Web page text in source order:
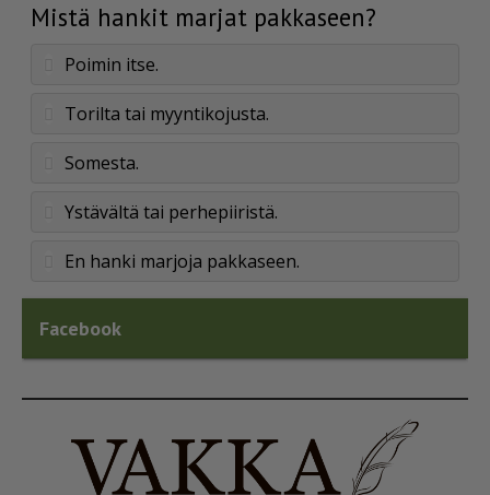
Mistä hankit marjat pakkaseen?
Poimin itse.
Torilta tai myyntikojusta.
Somesta.
Ystävältä tai perhepiiristä.
En hanki marjoja pakkaseen.
Facebook